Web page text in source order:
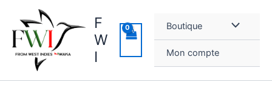
contenu
F
W
I
Boutique
Mon compte